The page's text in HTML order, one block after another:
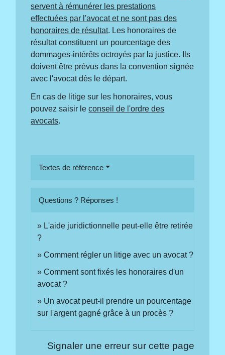
servent à rémunérer les prestations
effectuées par l'avocat et ne sont pas des
honoraires de résultat. Les honoraires de
résultat constituent un pourcentage des
dommages-intérêts octroyés par la justice. Ils
doivent être prévus dans la convention signée
avec l'avocat dès le départ.
En cas de litige sur les honoraires, vous
pouvez saisir leconseil de l'ordre des
avocats.
Textes de référence
Questions ? Réponses !
L'aide juridictionnelle peut-elle être retirée
?
Comment régler un litige avec un avocat ?
Comment sont fixés les honoraires d'un
avocat ?
Un avocat peut-il prendre un pourcentage
sur l'argent gagné grâce à un procès ?
Signaler une erreur sur cette page